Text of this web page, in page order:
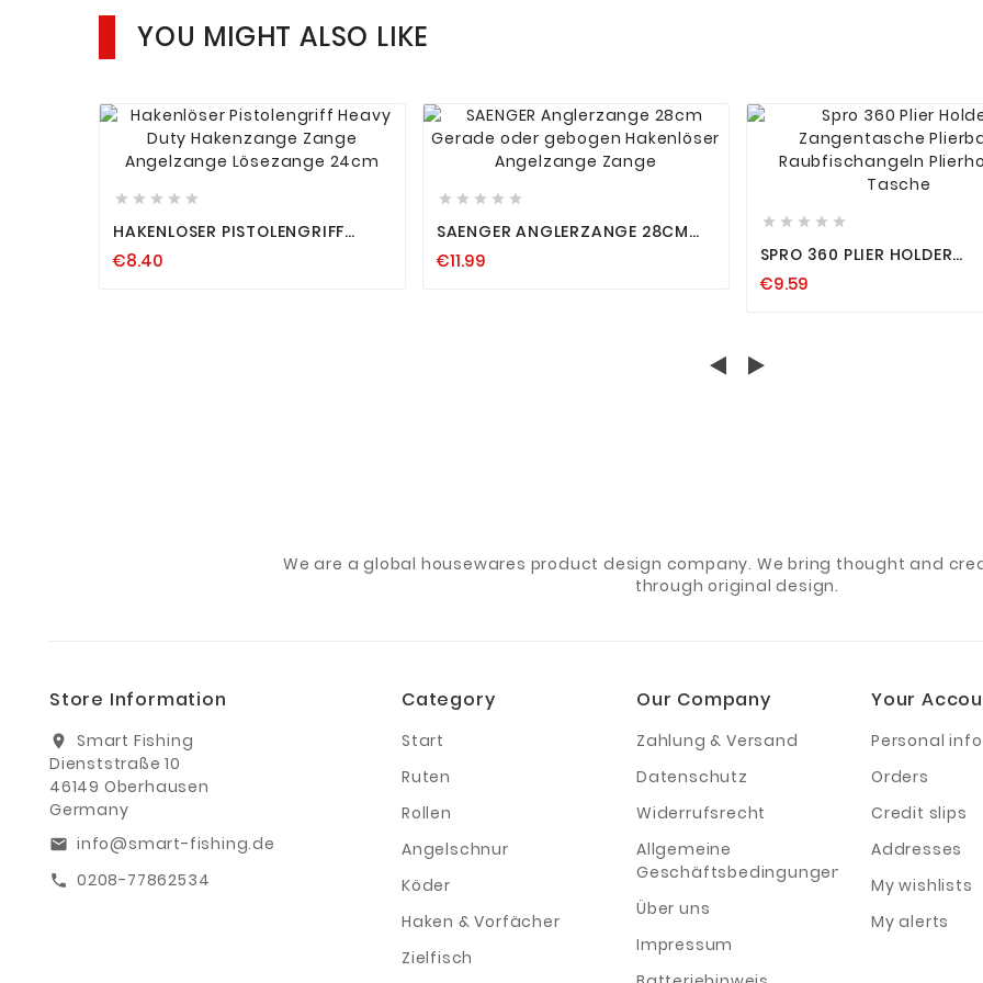
YOU MIGHT ALSO LIKE
   
    
HAKENLÖSER PISTOLENGRIFF
ZANGE ANGELZANGE LÖSEZANGE
€8.40
   
    
SAENGER ANGLERZANGE 28CM
HAKENLÖSER ANGELZANGE
€11.99
   
    
SPRO 360 PLIER HOLDER
RAUBFISCHANGELN
€9.59
We are a global housewares product design company. We bring thought and
through original design.
Store Information
location_on
Smart Fishing
Dienststraße 10
46149 Oberhausen
Germany
email info@smart-fishing.de
call 0208-77862534
Category
Start
Ruten
Rollen
Angelschnur
Köder
Haken & Vorfächer
Zielfisch
Our Company
Zahlung & Versand
Datenschutz
Widerrufsrecht
Allgemeine
Geschäftsbedingungen
Über uns
Impressum
Your
Personal info
Orders
Credit slips
Addresses
My wishlists
My alerts